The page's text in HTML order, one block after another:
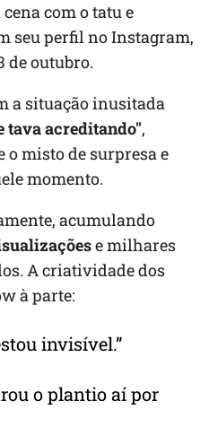
com o tatu e
seu perfil no Instagram,
de outubro.
a situação inusitada
tava acreditando",
misto de surpresa e
momento.
acumulando
e milhares
A criatividade dos
à parte:
invisível.”
o plantio aí por